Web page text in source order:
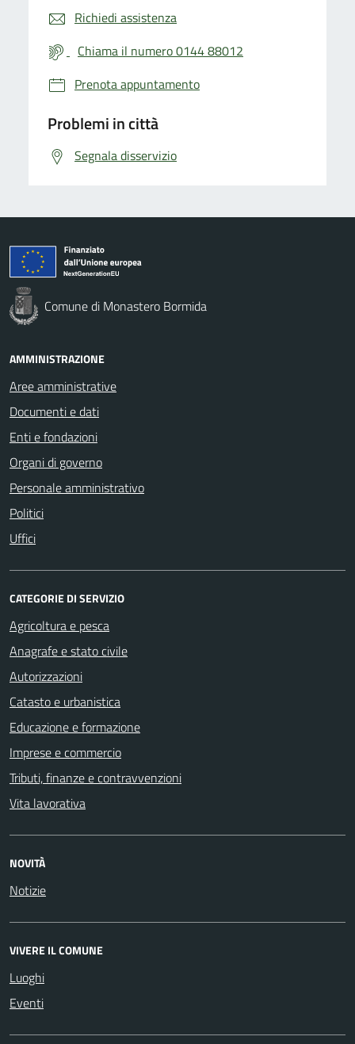
Richiedi assistenza
Chiama il numero 0144 88012
Prenota appuntamento
Problemi in città
Segnala disservizio
Comune di Monastero Bormida
AMMINISTRAZIONE
Aree amministrative
Documenti e dati
Enti e fondazioni
Organi di governo
Personale amministrativo
Politici
Uffici
CATEGORIE DI SERVIZIO
Agricoltura e pesca
Anagrafe e stato civile
Autorizzazioni
Catasto e urbanistica
Educazione e formazione
Imprese e commercio
Tributi, finanze e contravvenzioni
Vita lavorativa
NOVITÀ
Notizie
VIVERE IL COMUNE
Luoghi
Eventi